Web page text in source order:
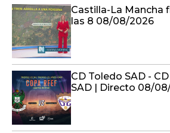
Castilla-La Mancha
las 8 08/08/2026
CD Toledo SAD -
SAD | Directo 08/